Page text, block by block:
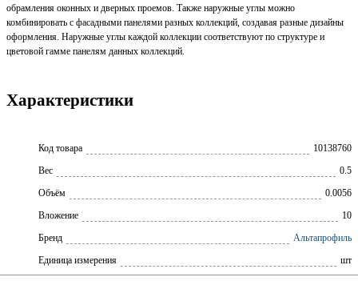
обрамления оконных и дверных проемов. Также наружные углы можно
комбинировать с фасадными панелями разных коллекций, создавая разные дизайны
оформления. Наружные углы каждой коллекции соответствуют по структуре и
цветовой гамме панелям данных коллекций.
Характеристики
Код товара
10138760
Вес
0.5
Объём
0.0056
Вложение
10
Бренд
Альтапрофиль
Единица измерения
шт